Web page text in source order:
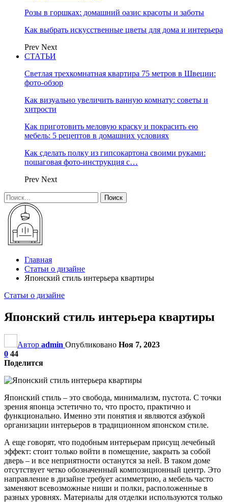
Розы в горшках: домашний оазис красоты и заботы
Как выбрать искусственные цветы для дома и интерьера
Prev Next
СТАТЬИ
Светлая трехкомнатная квартира 75 метров в Швеции:
фото-обзор
Как визуально увеличить ванную комнату: советы и
хитрости
Как приготовить меловую краску и покрасить ею
мебель: 5 рецептов в домашних условиях
Как сделать полку из гипсокартона своими руками:
пошаговая фото-инструкция с…
Prev Next
Главная
Статьи о дизайне
Японский стиль интерьера квартиры
Статьи о дизайне
Японский стиль интерьера квартиры
Автор admin Опубликовано Ноя 7, 2023
0 44
Поделится
Японский стиль – это свобода, минимализм, пустота. С точки
зрения японца эстетично то, что просто, практично и
функционально. Именно эти понятия и являются азбукой
организации интерьеров в традиционном японском стиле.
А еще говорят, что подобным интерьерам присущ лечебный
эффект: стоит только войти в помещение, закрыть за собой
дверь – и все неприятности останутся за ней. В таком доме
отсутствует четко обозначенный композиционный центр. Это
направление в дизайне требует асимметрию, а мебель часто
заменяют всевозможные ниши и полки, расположенные в
разных уровнях. Материалы для отделки используются только